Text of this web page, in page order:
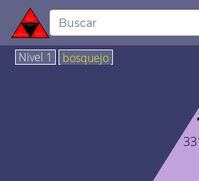
Nivel 1 bosquejo